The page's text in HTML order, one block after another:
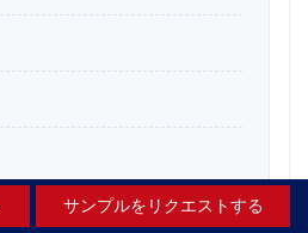
サンプルをリクエストする